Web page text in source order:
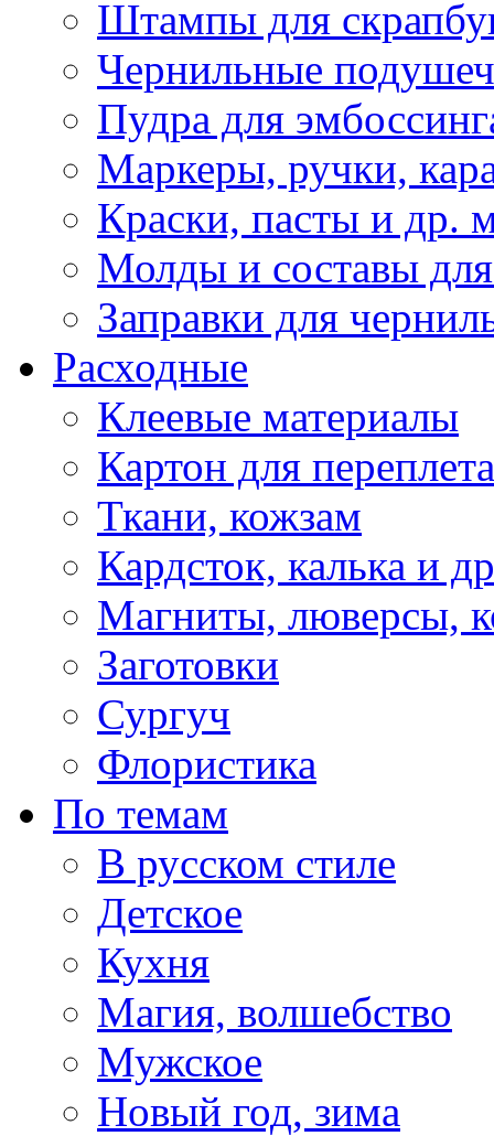
Штампы для
Чернильные
Пудра для
Маркеры, ручки,
Краски, пасты и др.
Молды и составы
Заправки для
Расходные
Клеевые материалы
Картон для переплета
Ткани, кожзам
Кардсток, калька и
Магниты, люверсы,
Заготовки
Сургуч
Флористика
По темам
В русском стиле
Детское
Кухня
Магия, волшебство
Мужское
Новый год, зима